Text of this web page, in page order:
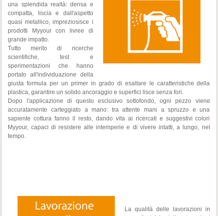
una splendida realtà: densa e
compatta, liscia e dall'aspetto
quasi metallico, impreziosisce i
prodotti Myyour con livree di
grande impatto.
Tutto merito di ricerche
scientifiche, test e
sperimentazioni che hanno
portato all'individuazione della
giusta formula per un primer in grado di esaltare le caratteristiche della
plastica, garantire un solido ancoraggio e superfici lisce senza fori.
Dopo l'applicazione di questo esclusivo sottofondo, ogni pezzo viene
accuratamente carteggiato a mano: tra attente mani a spruzzo e una
sapiente cottura fanno il resto, dando vita ai ricercati e suggestivi colori
Myyour, capaci di resistere alle intemperie e di vivere intatti, a lungo, nel
tempo.
La qualità delle lavorazioni in